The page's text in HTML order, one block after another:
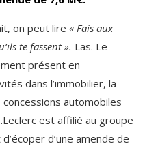
on peut lire « Fais aux
te fassent ». Las. Le
présent en
dans l’immobilier, la
automobiles
est affilié au groupe
d’une amende de